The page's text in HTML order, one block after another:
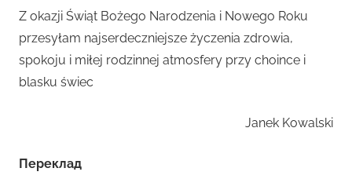
Z okazji Świąt Bożego Narodzenia i Nowego Roku
przesyłam najserdeczniejsze życzenia zdrowia,
spokoju i miłej rodzinnej atmosfery przy choince i
blasku świec
Janek Kowalski
Переклад